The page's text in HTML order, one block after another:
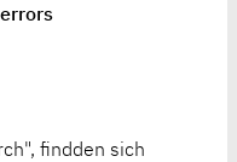
findden sich